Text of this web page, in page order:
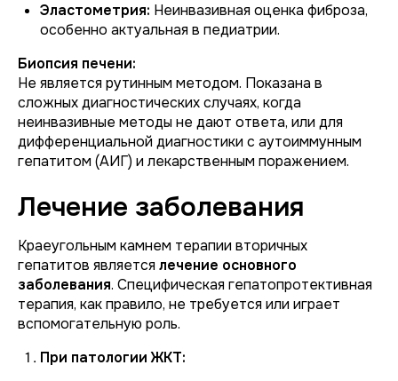
Эластометрия: Неинвазивная оценка фиброза,
особенно актуальная в педиатрии.
Биопсия печени:
Не является рутинным методом. Показана в
сложных диагностических случаях, когда
неинвазивные методы не дают ответа, или для
дифференциальной диагностики с аутоиммунным
гепатитом (АИГ) и лекарственным поражением.
Лечение заболевания
Краеугольным камнем терапии вторичных
гепатитов является лечение основного
заболевания. Специфическая гепатопротективная
терапия, как правило, не требуется или играет
вспомогательную роль.
При патологии ЖКТ: